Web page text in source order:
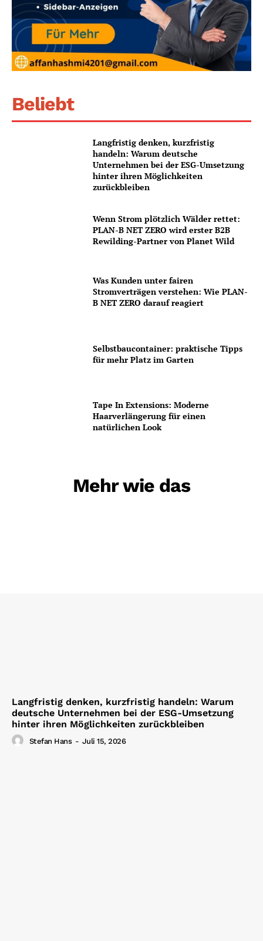
Beliebt
Langfristig denken, kurzfristig
handeln: Warum deutsche
Unternehmen bei der ESG-Umsetzung
hinter ihren Möglichkeiten
zurückbleiben
Wenn Strom plötzlich Wälder rettet:
PLAN-B NET ZERO wird erster B2B
Rewilding-Partner von Planet Wild
Was Kunden unter fairen
Stromverträgen verstehen: Wie PLAN-
B NET ZERO darauf reagiert
Selbstbaucontainer: praktische Tipps
für mehr Platz im Garten
Tape In Extensions: Moderne
Haarverlängerung für einen
natürlichen Look
Mehr wie das
Langfristig denken, kurzfristig handeln: Warum
deutsche Unternehmen bei der ESG-Umsetzung
hinter ihren Möglichkeiten zurückbleiben
Stefan Hans - Juli 15, 2026